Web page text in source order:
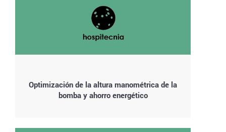
Optimización de la altura manométrica de la
bomba y ahorro energético